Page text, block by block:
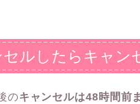
ルしたらキャン
のキャンセルは48時間前